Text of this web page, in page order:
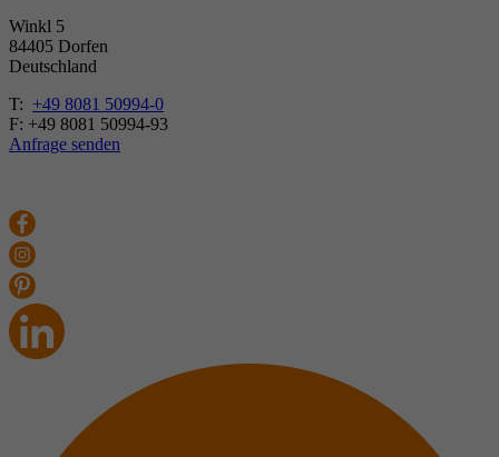
Winkl 5
84405 Dorfen
Deutschland
T: +49 8081 50994-0
F: +49 8081 50994-93
Anfrage senden